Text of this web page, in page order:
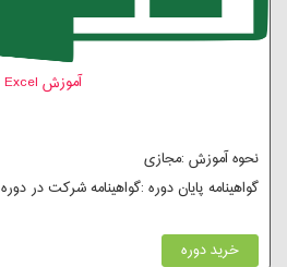
آموزش Excel
نحوه آموزش :مجازی
گواهینامه پایان دوره :گواهینامه شرکت در دوره
خرید دوره